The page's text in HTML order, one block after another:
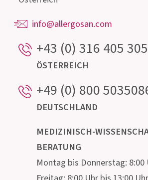
Unser hochqualifiziertes
bestehend aus Ärzten,
für Auskünfte rund um den Darm
mikroskopisch kleinen Bewohner
Verfügung.
Institut AllergoSan
PHARMAGMBH
Gmeinstraße 13, 8055 Graz
Österreich